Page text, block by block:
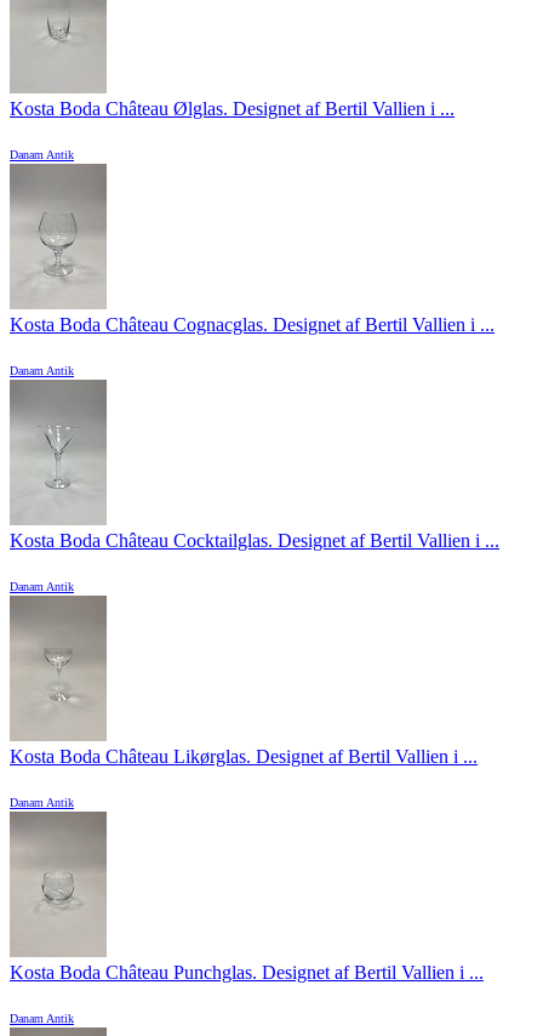
Kosta Boda Château Ølglas. Designet af Bertil Vallien i ...
Danam Antik
Kosta Boda Château Cognacglas. Designet af Bertil Vallien i ...
Danam Antik
Kosta Boda Château Cocktailglas. Designet af Bertil Vallien i ...
Danam Antik
Kosta Boda Château Likørglas. Designet af Bertil Vallien i ...
Danam Antik
Kosta Boda Château Punchglas. Designet af Bertil Vallien i ...
Danam Antik